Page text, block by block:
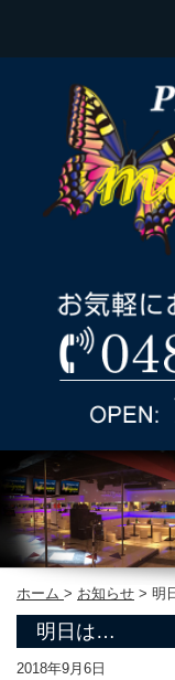
ホーム > お知らせ > 明
明日は…
2018年9月6日